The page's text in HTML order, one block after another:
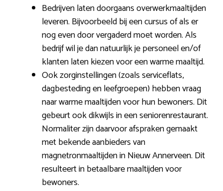
Bedrijven laten doorgaans overwerkmaaltijden
leveren. Bijvoorbeeld bij een cursus of als er
nog even door vergaderd moet worden. Als
bedrijf wil je dan natuurlijk je personeel en/of
klanten laten kiezen voor een warme maaltijd.
Ook zorginstellingen (zoals serviceflats,
dagbesteding en leefgroepen) hebben vraag
naar warme maaltijden voor hun bewoners. Dit
gebeurt ook dikwijls in een seniorenrestaurant.
Normaliter zijn daarvoor afspraken gemaakt
met bekende aanbieders van
magnetronmaaltijden in Nieuw Annerveen. Dit
resulteert in betaalbare maaltijden voor
bewoners.